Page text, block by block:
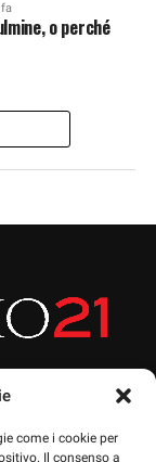
come i cookie per
Il consenso a
o perché